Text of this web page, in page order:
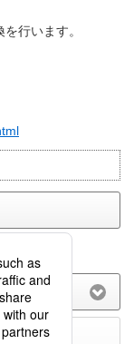
行います。